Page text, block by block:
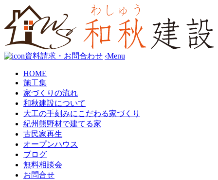
資料請求・お問合わせ ‹Menu
HOME
施工集
家づくりの流れ
和秋建設について
大工の手刻みにこだわる家づくり
紀州熊野材で建てる家
古民家再生
オープンハウス
ブログ
無料相談会
お問合せ